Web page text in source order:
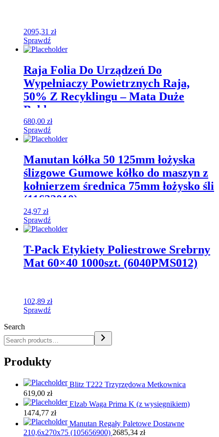
2095,31 zł
Sprawdź
Raja Folia Do Urządzeń Do
Wypełniaczy Powietrznych Raja,
50% Z Recyklingu – Mata Duże
Bąble
680,00 zł
Sprawdź
Manutan kółka 50 125mm łożyska
ślizgowe Gumowe kółko do maszyn z
kołnierzem średnica 75mm łożysko śli
(11632010)
24,97 zł
Sprawdź
T-Pack Etykiety Poliestrowe Srebrny
Mat 60×40 1000szt. (6040PMS012)
102,89 zł
Sprawdź
Search
Produkty
Blitz T222 Trzyrzędowa Metkownica
619,00 zł
Elzab Waga Prima K (z wysięgnikiem)
1474,77 zł
Manutan Regały Paletowe Dostawne
210,6x270x75 (105656900) 2685,34 zł